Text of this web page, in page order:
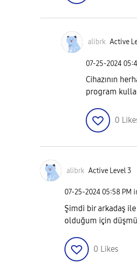
alibrk Active
‎07-25-2024
Cihazının
program
0
alibrk Active Level 3
‎07-25-2024 05:58 PM
Şimdi bir arkadaş
olduğum için
0 Likes